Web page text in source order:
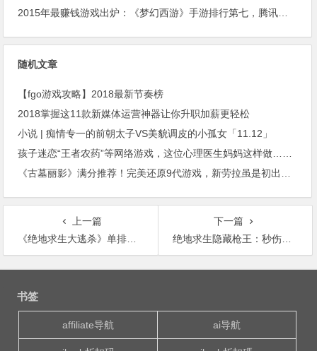
2015年最赚钱游戏出炉：《梦幻西游》手游排行第七，腾讯总收入进前三
随机文章
【fgo游戏攻略】2018最新节奏榜
2018掌握这11款新媒体运营神器让你升职加薪更轻松
小说 | 痴情专一的前朝太子VS美貌调皮的小孤女「11.12」
孩子迷恋“王者农药”等网络游戏，这位心理医生妈妈这样做……真受启发！
《古墓丽影》满分推荐！完美还原9代游戏，新劳拉虽是初出茅庐但战斗力爆表
上一篇
《绝地求生大逃杀》单排上分打法攻略
下一篇
绝地求生隐藏枪王：秒伤输出全游戏第一，但是使用率却垫底
文
书签
affiliate导航 ai导航